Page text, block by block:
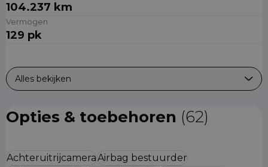
104.237 km
Vermogen
129 pk
Alles bekijken
Opties & toebehoren (62)
AchteruitrijcameraAirbag bestuurder